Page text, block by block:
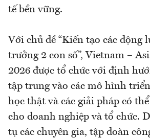
tế bền vững.
Với chủ đề “Kiến tạo các động
trưởng 2 con số”, Vietnam –
2026 được tổ chức với định
tập trung vào các mô hình
học thật và các giải pháp có
cho doanh nghiệp và tổ chức.
tụ các chuyên gia, tập đoàn